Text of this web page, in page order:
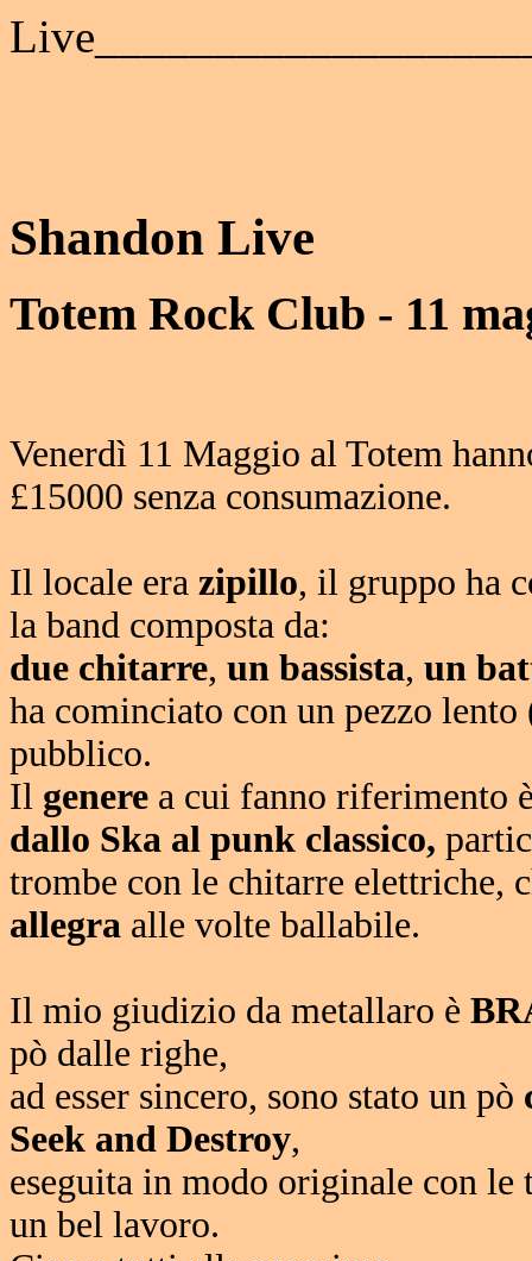
Shandon Live
Totem Rock Club - 11
Venerdì 11 Maggio al Totem
£15000 senza consumazione.
Il locale era zipillo, il gruppo ha
la band composta da:
due chitarre, un bassista, un
ha cominciato con un pezzo
pubblico.
Il genere a cui fanno riferimento
dallo Ska al punk classico,
trombe con le chitarre elettriche,
allegra alle volte ballabile.
Il mio giudizio da metallaro è
pò dalle righe,
ad esser sincero, sono stato un pò
Seek and Destroy,
eseguita in modo originale con le
un bel lavoro.